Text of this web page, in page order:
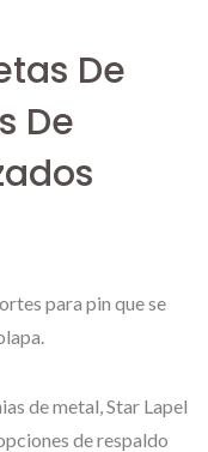
De
De
para pin que se
de metal, Star Lapel
de respaldo